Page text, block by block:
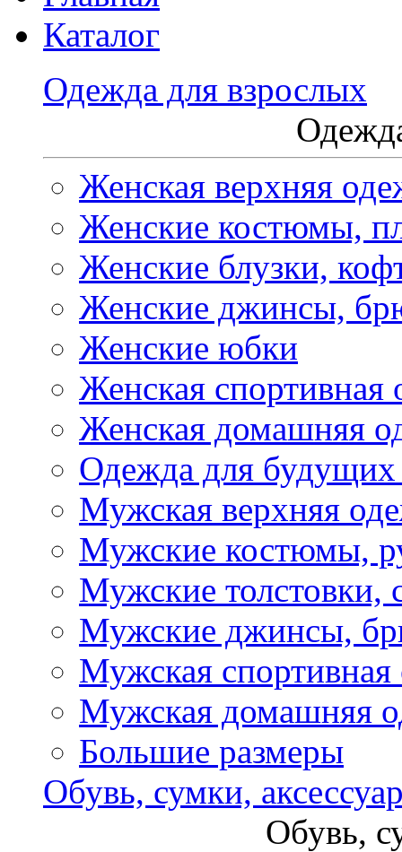
Каталог
Одежда для взрослых
Женская верхняя
Женские костюмы,
Женские блузки,
Женские джинсы,
Женские юбки
Женская спортивная
Женская домашняя
Одежда для
Мужская верхняя
Мужские костюмы,
Мужские толстовки,
Мужские джинсы,
Мужская спортивная
Мужская домашняя
Большие размеры
Обувь, сумки,
Обувь,